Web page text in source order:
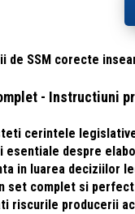
de SSM corecte
- Instructiuni
cerintele
esentiale despre
in luarea deciziilor
set complet si
riscurile producerii